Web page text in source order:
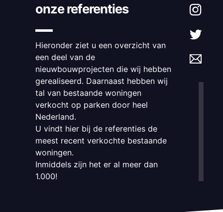
onze referenties
Hieronder ziet u een overzicht van
een deel van de
nieuwbouwprojecten die wij hebben
gerealiseerd. Daarnaast hebben wij
tal van bestaande woningen
verkocht op parken door heel
Nederland.
U vindt hier bij de referenties de
meest recent verkochte bestaande
woningen.
Inmiddels zijn het er al meer dan
1.000!